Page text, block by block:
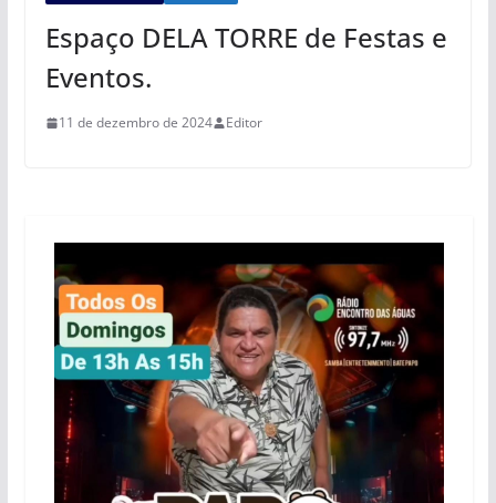
Espaço DELA TORRE de Festas e
Eventos.
11 de dezembro de 2024 Editor